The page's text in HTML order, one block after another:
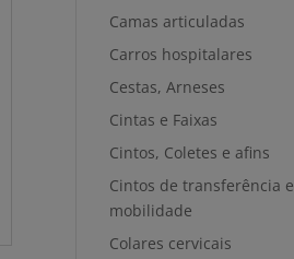
Camas articuladas
Carros hospitalares
Cestas, Arneses
Cintas e Faixas
Cintos, Coletes e afins
Cintos de transferência e
mobilidade
Colares cervicais